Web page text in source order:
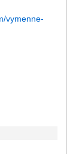
vymenne-